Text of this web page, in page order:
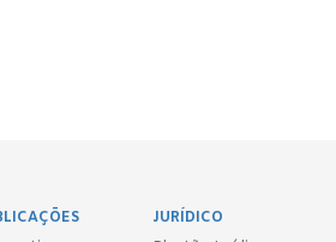
JURÍDICO